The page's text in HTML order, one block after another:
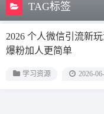
TAG标签
2026 个人微信引流新
爆粉加人更简单
学习资源 2026-